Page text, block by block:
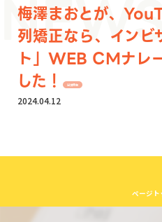
梅澤まおとが、
列矯正なら、インビ
ト」WEB CMナレ
した！
出演情報
2024.04.12
ページト